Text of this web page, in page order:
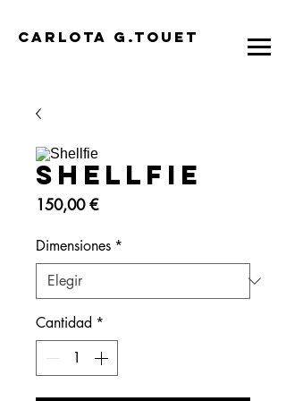
CARLOTA G.TOUET
Shellfie
150,00 €Precio
Dimensiones *
Cantidad *